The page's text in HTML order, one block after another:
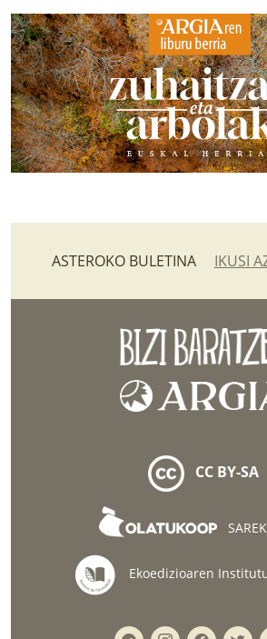
ASTEROKO BULETINA IKUSI
CC BY-SA
Ekoedizioaren